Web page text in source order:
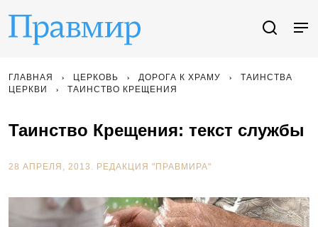
ГЛАВНАЯ ЦЕРКОВЬ ДОРОГА К ХРАМУ
ТАИНСТВА
ЦЕРКВИ
ТАИНСТВО КРЕЩЕНИЯ
Таинство Крещения: текст службы
28 АПРЕЛЯ, 2013. РЕДАКЦИЯ "ПРАВМИРА"